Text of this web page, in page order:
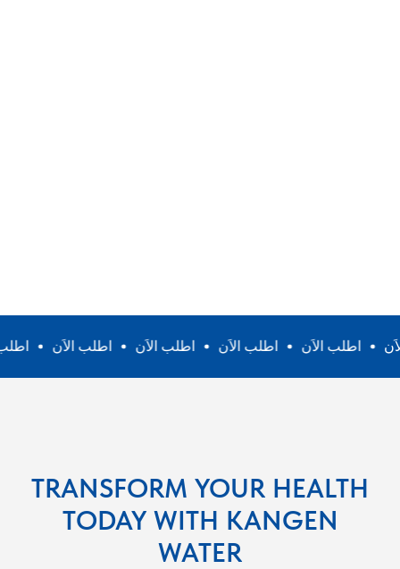
اطلب الاَن اطلب الاَن اطلب الاَن اطلب الاَن الاَن
TRANSFORM YOUR HEALTH
TODAY WITH KANGEN
WATER